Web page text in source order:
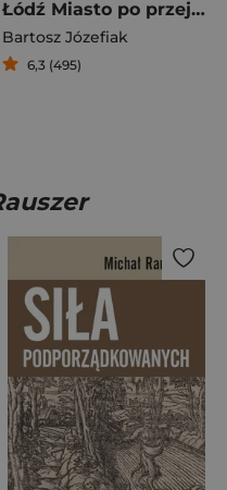
Łódź Miasto po przejściach
Bartosz Józefiak
6,3 (495)